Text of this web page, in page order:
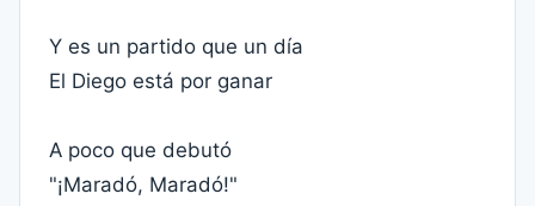
Y es un partido que un día
El Diego está por ganar
A poco que debutó
"¡Maradó, Maradó!"